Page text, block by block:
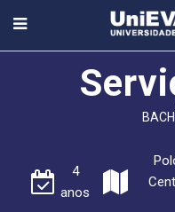
4
anos